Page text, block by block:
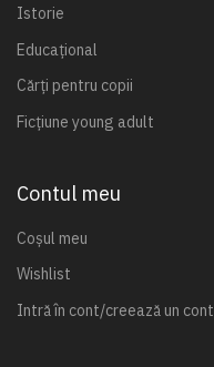
Istorie
Educațional
Cărți pentru copii
Ficțiune young adult
Contul meu
Coșul meu
Wishlist
Intră în cont/creează un cont